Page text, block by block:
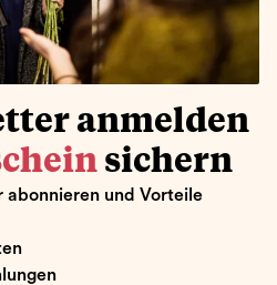
anmelden
sichern
und Vorteile